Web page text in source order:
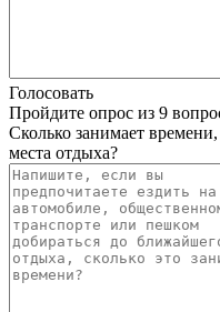
Голосовать
Пройдите опрос из 9
Сколько занимает
места отдыха?